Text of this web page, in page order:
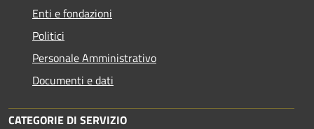
Enti e fondazioni
Politici
Personale Amministrativo
Documenti e dati
CATEGORIE DI SERVIZIO